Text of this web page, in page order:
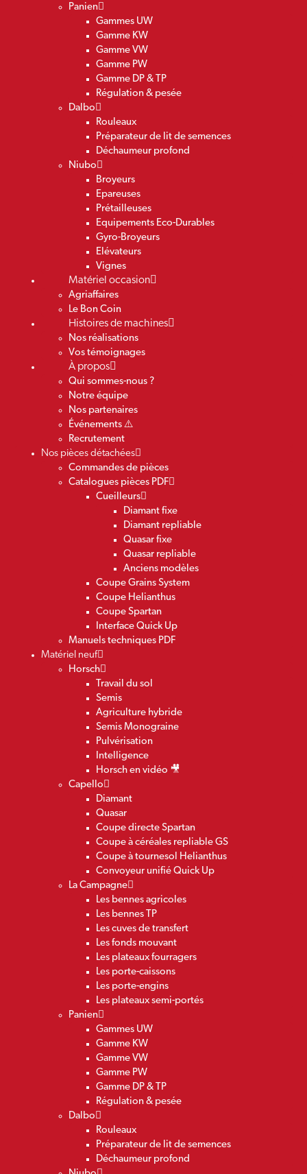
Panien
Gammes UW
Gamme KW
Gamme VW
Gamme PW
Gamme DP & TP
Régulation & pesée
Dalbo
Rouleaux
Préparateur de lit de semences
Déchaumeur profond
Niubo
Broyeurs
Epareuses
Prétailleuses
Equipements Eco-Durables
Gyro-Broyeurs
Elévateurs
Vignes
Matériel occasion
Agriaffaires
Le Bon Coin
Histoires de machines
Nos réalisations
Vos témoignages
À propos
Qui sommes-nous ?
Notre équipe
Nos partenaires
Événements ⚠️
Recrutement
Nos pièces détachées
Commandes de pièces
Catalogues pièces PDF
Cueilleurs
Diamant fixe
Diamant repliable
Quasar fixe
Quasar repliable
Anciens modèles
Coupe Grains System
Coupe Helianthus
Coupe Spartan
Interface Quick Up
Manuels techniques PDF
Matériel neuf
Horsch
Travail du sol
Semis
Agriculture hybride
Semis Monograine
Pulvérisation
Intelligence
Horsch en vidéo 🎥
Capello
Diamant
Quasar
Coupe directe Spartan
Coupe à céréales repliable GS
Coupe à tournesol Helianthus
Convoyeur unifié Quick Up
La Campagne
Les bennes agricoles
Les bennes TP
Les cuves de transfert
Les fonds mouvant
Les plateaux fourragers
Les porte-caissons
Les porte-engins
Les plateaux semi-portés
Panien
Gammes UW
Gamme KW
Gamme VW
Gamme PW
Gamme DP & TP
Régulation & pesée
Dalbo
Rouleaux
Préparateur de lit de semences
Déchaumeur profond